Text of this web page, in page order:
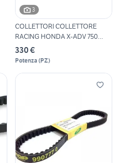
3
COLLETTORI COLLETTORE
RACING HONDA X-ADV 750
H1420
330 €
Potenza (PZ)